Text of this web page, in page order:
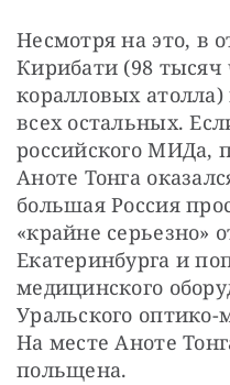
Несмотря на это, в
Кирибати (98 тысяч
коралловых атолла)
всех остальных.
российского МИДа,
Аноте Тонга
большая Россия
«крайне серьезно»
Екатеринбурга и
медицинского
Уральского оптико-
На месте Аноте
польщена.